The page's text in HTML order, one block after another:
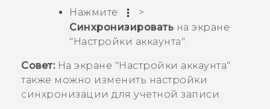
Нажмите
>
Синхронизировать на экране
"Настройки аккаунта".
Совет:На экране "Настройки аккаунта"
также можно изменить настройки
синхронизации для учетной записи.